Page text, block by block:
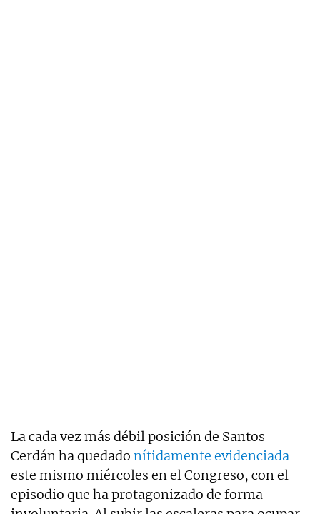
La cada vez más débil posición de Santos
Cerdán ha quedado nítidamente evidenciada
este mismo miércoles en el Congreso, con el
episodio que ha protagonizado de forma